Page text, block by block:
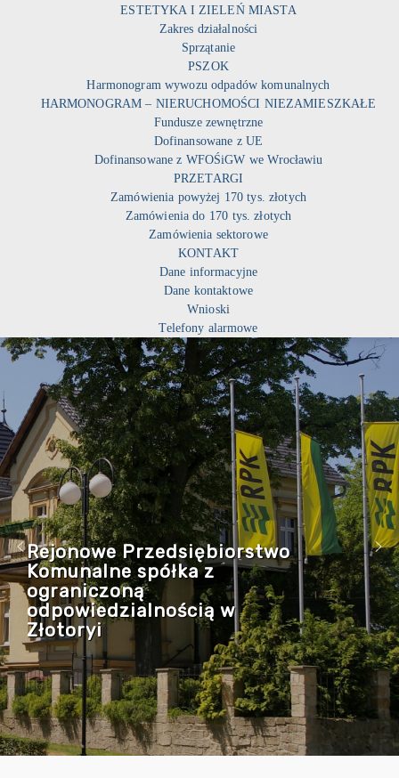
ESTETYKA I ZIELEŃ MIASTA
Zakres działalności
Sprzątanie
PSZOK
Harmonogram wywozu odpadów komunalnych
HARMONOGRAM – NIERUCHOMOŚCI NIEZAMIESZKAŁE
Fundusze zewnętrzne
Dofinansowane z UE
Dofinansowane z WFOŚiGW we Wrocławiu
PRZETARGI
Zamówienia powyżej 170 tys. złotych
Zamówienia do 170 tys. złotych
Zamówienia sektorowe
KONTAKT
Dane informacyjne
Dane kontaktowe
Wnioski
Telefony alarmowe
Rejonowe Przedsiębiorstwo
Komunalne spółka z
ograniczoną
odpowiedzialnością w
Złotoryi